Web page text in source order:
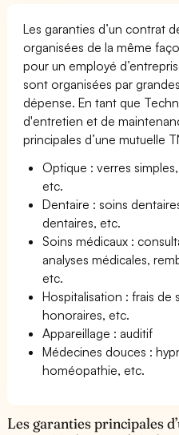
Les garanties d’un contrat
organisées de la même
pour un employé
sont organisées par
dépense. En tant que
d'entretien et de
principales d’une mutuelle
Optique : verres
etc.
Dentaire : soins
dentaires, etc.
Soins médicaux :
analyses médicales,
etc.
Hospitalisation : frais de
honoraires, etc.
Appareillage : auditif
Médecines douces :
homéopathie, etc.
Les garanties principales